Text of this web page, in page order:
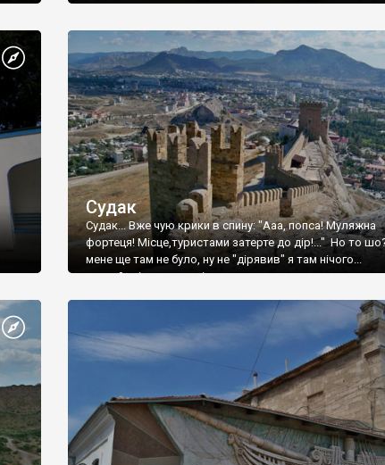
Судак
Судак... Вже чую крики в спину: "Ааа, попса! Муляжна
фортеця! Місце,туристами затерте до дір!..." Но то
мене ще там не було, ну не "дірявив" я там нічого...
принаймні до цього літа.